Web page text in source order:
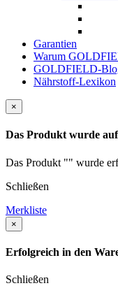
Garantien
Warum
GOLDFIELD-
Nährstoff-Lexikon
×
Das Produkt wurde
Das Produkt "" wurde
Schließen
Merkliste
×
Erfolgreich in den
Schließen